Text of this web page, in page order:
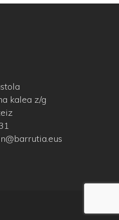
kalea z/g